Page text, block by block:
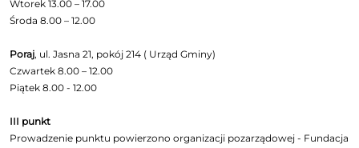
Wtorek 13.00 – 17.00
Środa 8.00 – 12.00
Poraj, ul. Jasna 21, pokój 214 ( Urząd Gminy)
Czwartek 8.00 – 12.00
Piątek 8.00 - 12.00
III punkt
Prowadzenie punktu powierzono organizacji pozarządowej - Fundacja